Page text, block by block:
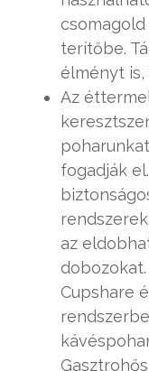
terítőbe.
élményt is,
Az
fogadják
az
Cupshare